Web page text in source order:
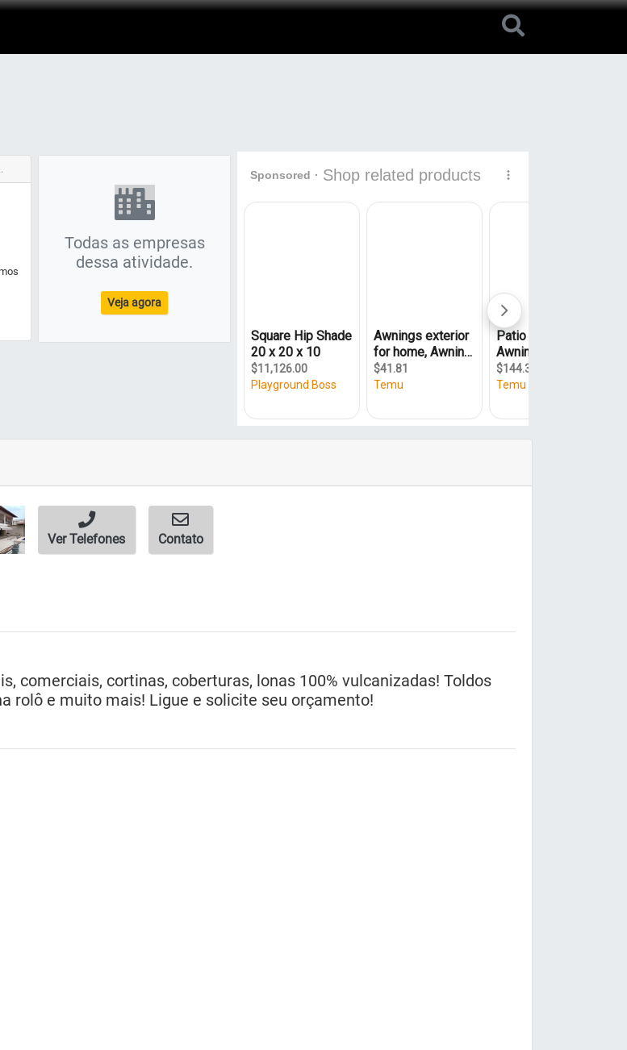
Todas as empresas
dessa atividade.
Veja agora
Ver Telefones Contato
comerciais, cortinas, coberturas, lonas 100% vulcanizadas! Toldos
rolô e muito mais! Ligue e solicite seu orçamento!